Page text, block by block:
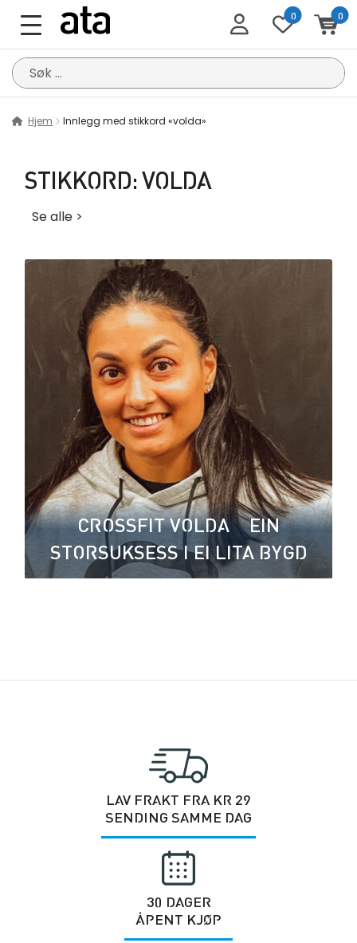
0 0
Søk
etter:
Hjem Innlegg med stikkord «volda»
STIKKORD:VOLDA
Se alle >
CROSSFIT VOLDA – EIN
STORSUKSESS I EI LITA BYGD
LAV FRAKT FRA KR 29
SENDING SAMME DAG
30 DAGER
ÅPENT KJØP